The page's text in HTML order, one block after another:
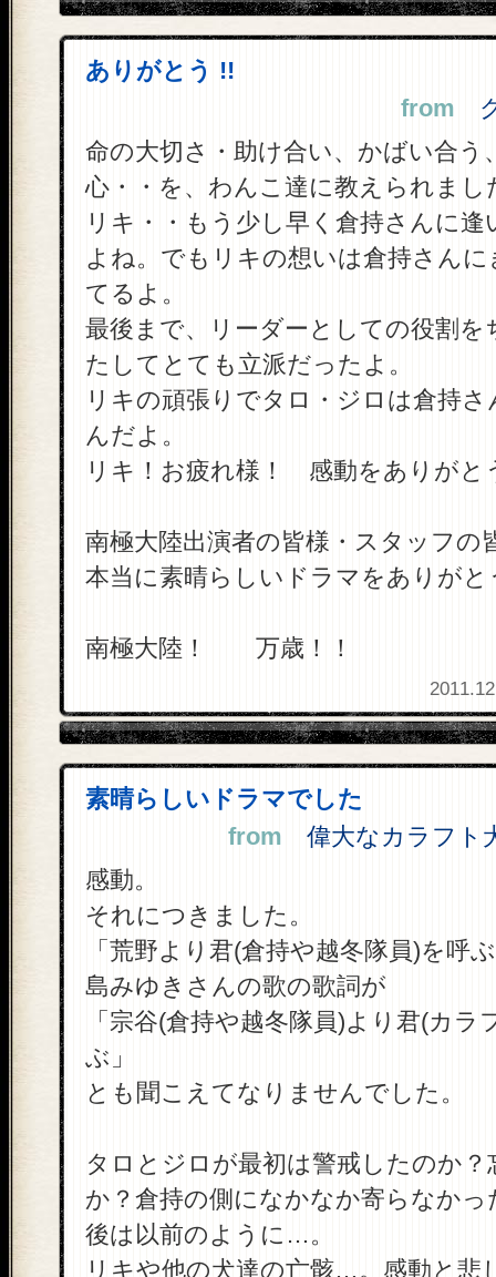
ありがとう !!
from
命の大切さ・助け合い、かばい合う
心・・を、わんこ達に教えられまし
リキ・・もう少し早く倉持さんに逢
よね。でもリキの想いは倉持さん
てるよ。
最後まで、リーダーとしての役割を
たしてとても立派だったよ。
リキの頑張りでタロ・ジロは倉持
んだよ。
リキ！お疲れ様！ 感動をありがと
南極大陸出演者の皆様・スタッフの
本当に素晴らしいドラマをありがと
南極大陸！ 万歳！！
素晴らしいドラマでした
from 偉大なカラフト
感動。
それにつきました。
「荒野より君(倉持や越冬隊員)を呼
島みゆきさんの歌の歌詞が
「宗谷(倉持や越冬隊員)より君(カラ
ぶ」
とも聞こえてなりませんでした。
タロとジロが最初は警戒したのか？
か？倉持の側になかなか寄らなかっ
後は以前のように…。
リキや他の犬達の亡骸…。感動と悲